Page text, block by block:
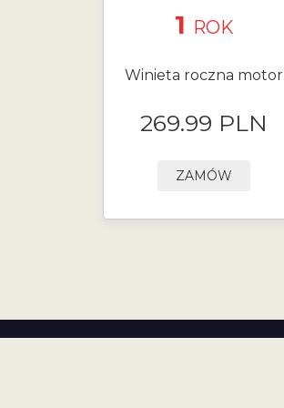
1 ROK
Winieta roczna motor
269.99 PLN
ZAMÓW